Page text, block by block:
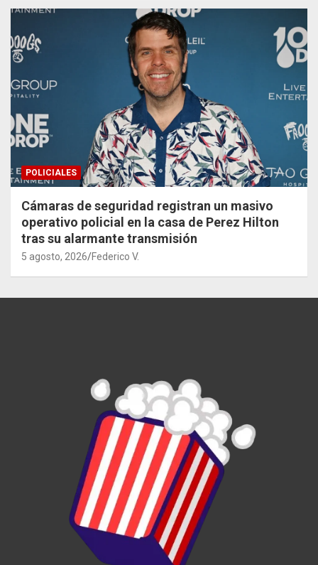
POLICIALES
Cámaras de seguridad registran un masivo
operativo policial en la casa de Perez Hilton
tras su alarmante transmisión
5 agosto, 2026 Federico V.